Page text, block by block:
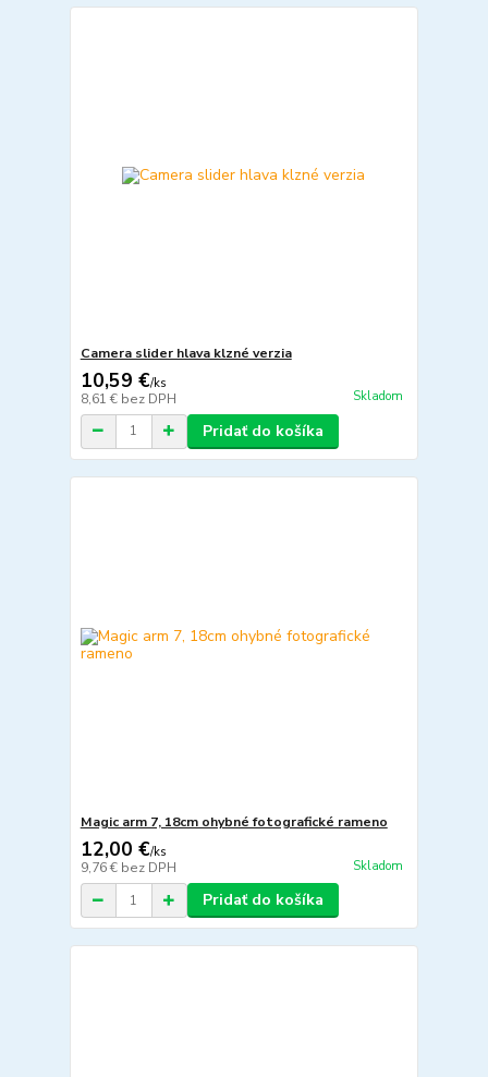
Camera slider hlava klzné verzia
10,59 €/ks
8,61 € bez DPH Skladom
Pridať do košíka
Magic arm 7, 18cm ohybné fotografické rameno
12,00 €/ks
9,76 € bez DPH Skladom
Pridať do košíka